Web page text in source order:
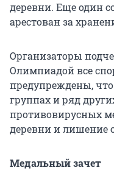
деревни. Еще один
арестован за
Организаторы
Олимпиадой все
предупреждены, что
группах и ряд
противовирусных
деревни и лишение
Медальный зачет